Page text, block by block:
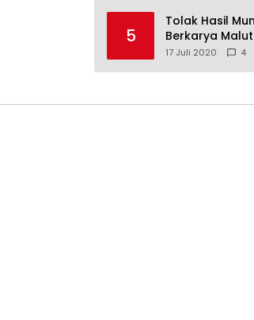
5
Tolak Hasil
Berkarya
Tommy
17 Juli 2020 4